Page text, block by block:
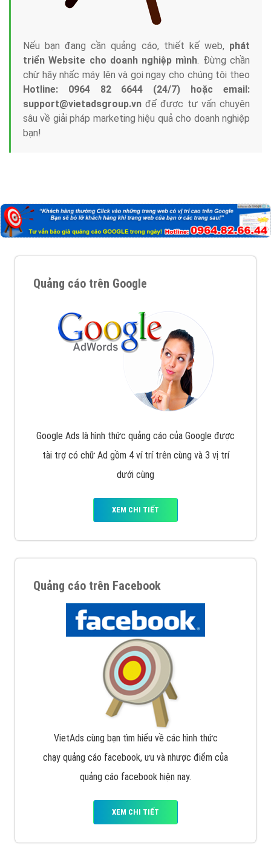
Nếu bạn đang cần quảng cáo, thiết kế web, phát
triển Website cho doanh nghiệp mình. Đừng chần
chừ hãy nhấc máy lên và gọi ngay cho chúng tôi theo
Hotline: 0964 82 6644 (24/7) hoặc email:
support@vietadsgroup.vn để được tư vấn chuyên
sâu về giải pháp marketing hiệu quả cho doanh nghiệp
bạn!
Quảng cáo trên Google
Google Ads là hình thức quảng cáo của Google được
tài trợ có chữ Ad gồm 4 ví trí trên cùng và 3 vị trí
dưới cùng
XEM CHI TIẾT
Quảng cáo trên Facebook
VietAds cùng bạn tìm hiểu về các hình thức
chạy quảng cáo facebook, ưu và nhược điểm của
quảng cáo facebook hiện nay.
XEM CHI TIẾT